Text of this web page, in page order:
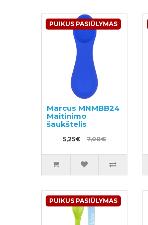
PUIKUS PASIŪLYMAS
Marcus MNMBB24
Maitinimo
šaukštelis
5,25€ 7,00€
PUIKUS PASIŪLYMAS